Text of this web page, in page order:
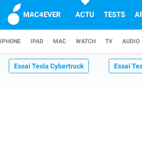
MAC4EVER ACTU TESTS
IPHONE IPAD MAC WATCH TV AUDIO
Essai Tesla Cybertruck Essai